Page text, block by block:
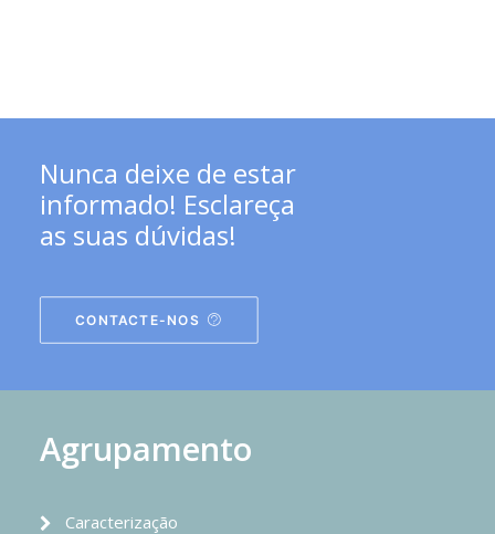
Nunca deixe de estar
informado! Esclareça
as suas dúvidas!
CONTACTE-NOS
Agrupamento
Caracterização